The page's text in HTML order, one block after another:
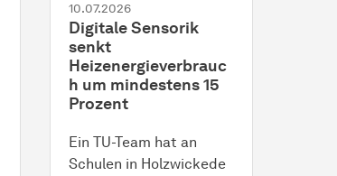
10.07.2026
Digitale Sensorik
senkt
Heizenergieverbrauc
h um mindestens 15
Prozent
Ein TU-Team hat an
Schulen in Holzwickede